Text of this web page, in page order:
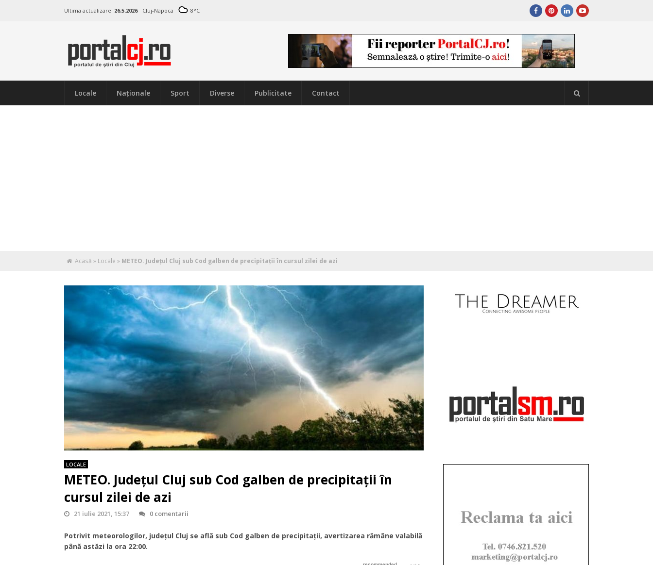
Ultima actualizare: 26.5.2026 Cluj-Napoca 8°C
Locale Naţionale Sport Diverse Publicitate Contact
Acasă » Locale » METEO. Județul Cluj sub Cod galben de precipitații în cursul zilei de azi
LOCALE
METEO. Județul Cluj sub Cod galben de precipitații în
cursul zilei de azi
21 iulie 2021, 15:37 0 comentarii
Potrivit meteorologilor, județul Cluj se află sub Cod galben de precipitații, avertizarea rămâne valabilă
până astăzi la ora 22:00.